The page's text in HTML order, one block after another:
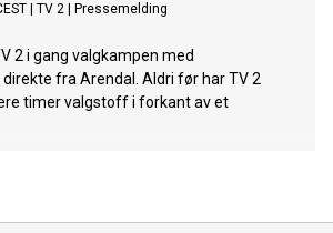
TV 2 Pressemelding
2 i gang valgkampen med
fra Arendal. Aldri før har TV 2
timer valgstoff i forkant av et